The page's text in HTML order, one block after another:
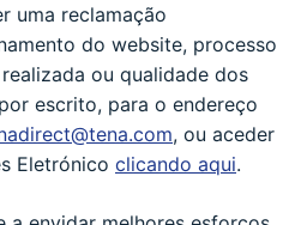
uma reclamação
do website, processo
ou qualidade dos
escrito, para o endereço
, ou aceder
Eletrónico clicando aqui.